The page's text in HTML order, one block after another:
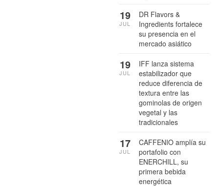
DR Flavors &
Ingredients fortalece
su presencia en el
mercado asiático
19
JUL
IFF lanza sistema
estabilizador que
reduce diferencia de
textura entre las
gominolas de origen
vegetal y las
tradicionales
19
JUL
CAFFENIO amplía su
portafolio con
ENERCHILL, su
primera bebida
energética
17
JUL